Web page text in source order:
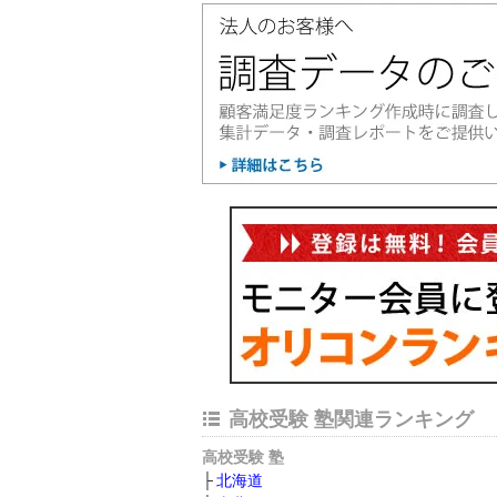
高校受験 塾関連ランキング
高校受験 塾
北海道